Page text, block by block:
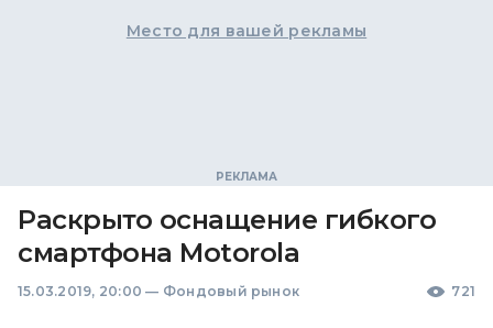
Место для вашей рекламы
Раскрыто оснащение гибкого
смартфона Motorola
15.03.2019, 20:00 — Фондовый рынок 721